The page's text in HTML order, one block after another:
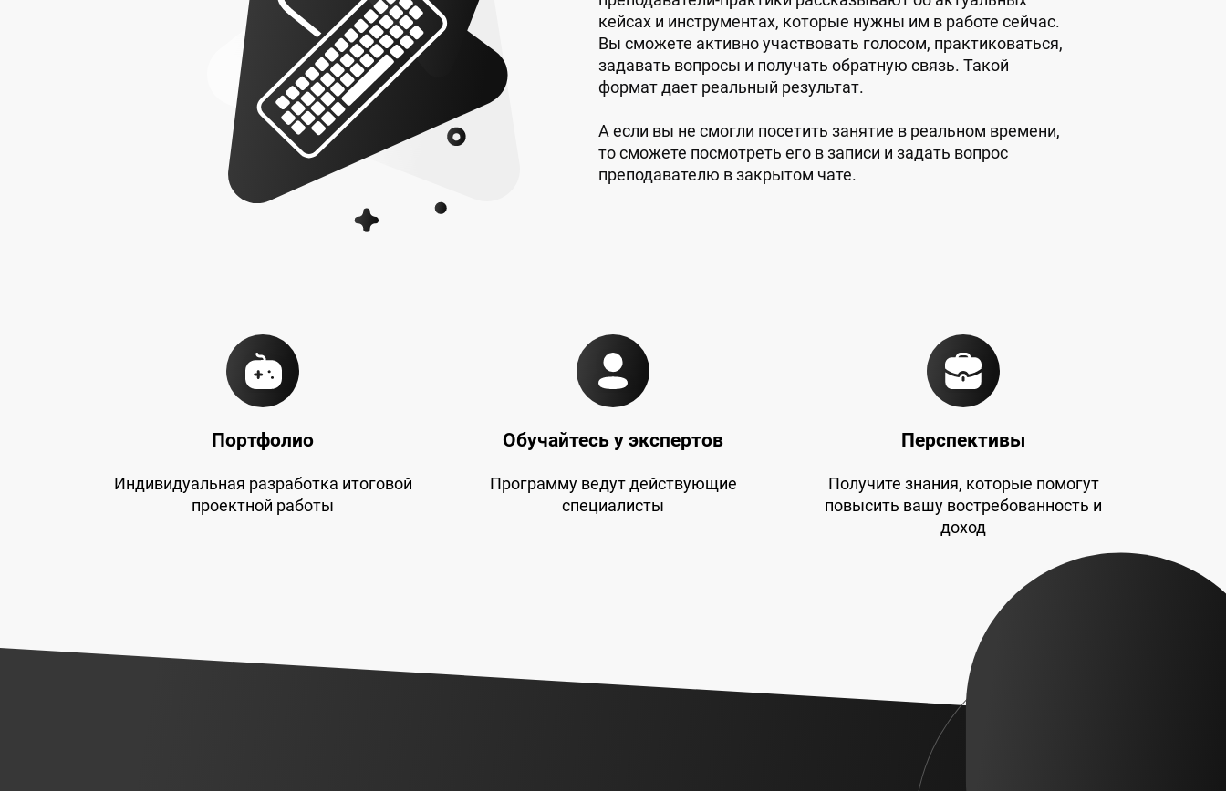
кейсах и инструментах, которые нужны им в работе сейчас.
Вы сможете активно участвовать голосом, практиковаться,
задавать вопросы и получать обратную связь. Такой
формат дает реальный результат.
А если вы не смогли посетить занятие в реальном времени,
то сможете посмотреть его в записи и задать вопрос
преподавателю в закрытом чате.
Портфолио
Индивидуальная разработка итоговой
проектной работы
Обучайтесь у экспертов
Программу ведут действующие
специалисты
Перспективы
Получите знания, которые помогут
повысить вашу востребованность и
доход